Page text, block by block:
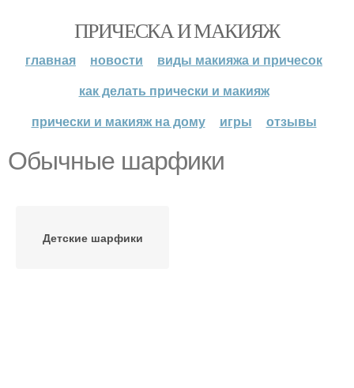
ПРИЧЕСКА И МАКИЯЖ
главная новости
виды макияжа и причесок
как делать прически и макияж
прически и макияж на дому
игры отзывы
Обычные шарфики
Детские шарфики